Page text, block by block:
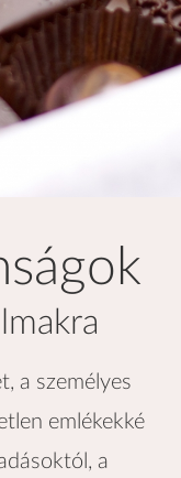
a személyes
emlékekké
a